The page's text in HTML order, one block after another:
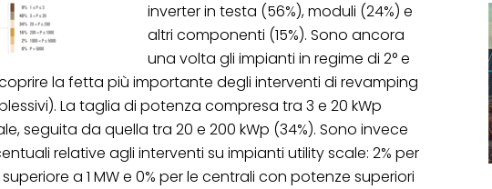
inverter in testa (56%), moduli (24%) e
altri componenti (15%). Sono ancora
una volta gli impianti in regime di 2° e
la fetta più importante degli interventi di revamping
La taglia di potenza compresa tra 3 e 20 kWp
seguita da quella tra 20 e 200 kWp (34%). Sono invece
relative agli interventi su impianti utility scale: 2% per
a 1 MW e 0% per le centrali con potenze superiori